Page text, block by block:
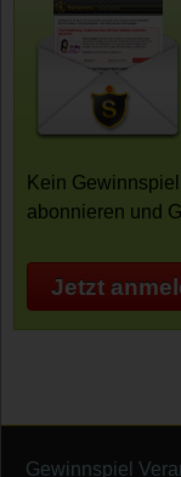
Kein
abonnieren und
Jetzt
Gewinnspiel